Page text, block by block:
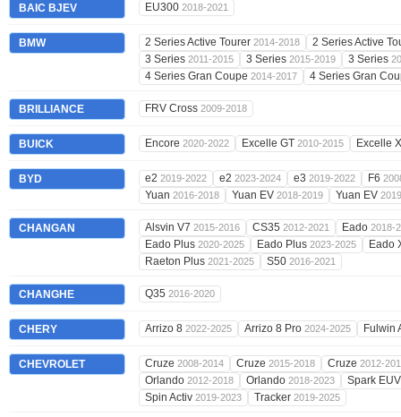
BAIC BJEV EU300 2018-2021
BMW 2 Series Active Tourer 2014-2018
2 Series Active
3 Series 2011-2015 3 Series 2015-2019 3 Series
4 Series Gran Coupe 2014-2017 4 Series Gran
BRILLIANCE FRV Cross 2009-2018
BUICK Encore 2020-2022 Excelle GT 2010-2015 Excelle
BYD e2 2019-2022 e2 2023-2024 e3 2019-2022 F6
Yuan 2016-2018 Yuan EV 2018-2019 Yuan EV
CHANGAN Alsvin V7 2015-2016 CS35 2012-2021 Eado 2018-
Eado Plus 2020-2025 Eado Plus 2023-2025
Eado
Raeton Plus 2021-2025 S50 2016-2021
CHANGHE Q35 2016-2020
CHERY Arrizo 8 2022-2025 Arrizo 8 Pro 2024-2025 Fulwin
CHEVROLET Cruze 2008-2014 Cruze 2015-2018 Cruze 2012-
Orlando 2012-2018 Orlando 2018-2023
Spark
Spin Activ 2019-2023 Tracker 2019-2025